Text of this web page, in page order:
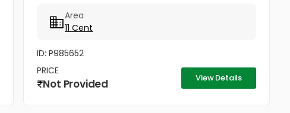
Area
11 Cent
ID: P985652
PRICE
Not Provided View Details